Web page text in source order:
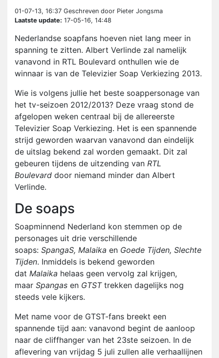
01-07-13, 16:37 Geschreven door Pieter Jongsma
Laatste update: 17-05-16, 14:48
Nederlandse soapfans hoeven niet lang meer in
spanning te zitten. Albert Verlinde zal namelijk
vanavond in RTL Boulevard onthullen wie de
winnaar is van de Televizier Soap Verkiezing 2013.
Wie is volgens jullie het beste soappersonage van
het tv-seizoen 2012/2013? Deze vraag stond de
afgelopen weken centraal bij de allereerste
Televizier Soap Verkiezing. Het is een spannende
strijd geworden waarvan vanavond dan eindelijk
de uitslag bekend zal worden gemaakt. Dit zal
gebeuren tijdens de uitzending van RTL
Boulevard door niemand minder dan Albert
Verlinde.
De soaps
Soapminnend Nederland kon stemmen op de
personages uit drie verschillende
soaps: SpangaS, Malaika en Goede Tijden, Slechte
Tijden. Inmiddels is bekend geworden
dat Malaika helaas geen vervolg zal krijgen,
maar Spangas en GTST trekken dagelijks nog
steeds vele kijkers.
Met name voor de GTST-fans breekt een
spannende tijd aan: vanavond begint de aanloop
naar de cliffhanger van het 23ste seizoen. In de
aflevering van vrijdag 5 juli zullen alle verhaallijnen